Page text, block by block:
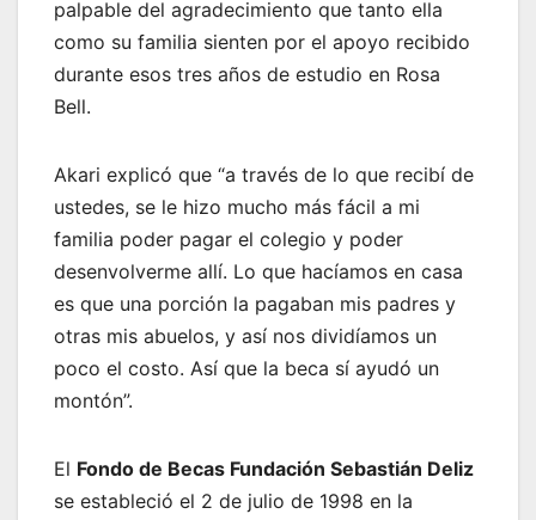
palpable del agradecimiento que tanto ella
como su familia sienten por el apoyo recibido
durante esos tres años de estudio en Rosa
Bell.
Akari explicó que “a través de lo que recibí de
ustedes, se le hizo mucho más fácil a mi
familia poder pagar el colegio y poder
desenvolverme allí. Lo que hacíamos en casa
es que una porción la pagaban mis padres y
otras mis abuelos, y así nos dividíamos un
poco el costo. Así que la beca sí ayudó un
montón”.
El Fondo de Becas Fundación Sebastián Deliz
se estableció el 2 de julio de 1998 en la